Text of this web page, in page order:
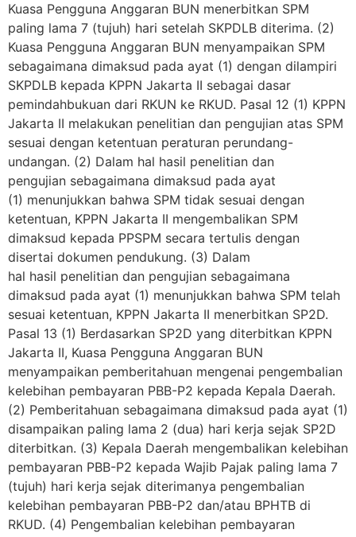
Kuasa Pengguna Anggaran BUN menerbitkan SPM
paling lama 7 (tujuh) hari setelah SKPDLB diterima. (2)
Kuasa Pengguna Anggaran BUN menyampaikan SPM
sebagaimana dimaksud pada ayat (1) dengan dilampiri
SKPDLB kepada KPPN Jakarta II sebagai dasar
pemindahbukuan dari RKUN ke RKUD. Pasal 12 (1) KPPN
Jakarta II melakukan penelitian dan pengujian atas SPM
sesuai dengan ketentuan peraturan perundang-
undangan. (2) Dalam hal hasil penelitian dan
pengujian sebagaimana dimaksud pada ayat
(1) menunjukkan bahwa SPM tidak sesuai dengan
ketentuan, KPPN Jakarta II mengembalikan SPM
dimaksud kepada PPSPM secara tertulis dengan
disertai dokumen pendukung. (3) Dalam
hal hasil penelitian dan pengujian sebagaimana
dimaksud pada ayat (1) menunjukkan bahwa SPM telah
sesuai ketentuan, KPPN Jakarta II menerbitkan SP2D.
Pasal 13 (1) Berdasarkan SP2D yang diterbitkan KPPN
Jakarta II, Kuasa Pengguna Anggaran BUN
menyampaikan pemberitahuan mengenai pengembalian
kelebihan pembayaran PBB-P2 kepada Kepala Daerah.
(2) Pemberitahuan sebagaimana dimaksud pada ayat (1)
disampaikan paling lama 2 (dua) hari kerja sejak SP2D
diterbitkan. (3) Kepala Daerah mengembalikan kelebihan
pembayaran PBB-P2 kepada Wajib Pajak paling lama 7
(tujuh) hari kerja sejak diterimanya pengembalian
kelebihan pembayaran PBB-P2 dan/atau BPHTB di
RKUD. (4) Pengembalian kelebihan pembayaran